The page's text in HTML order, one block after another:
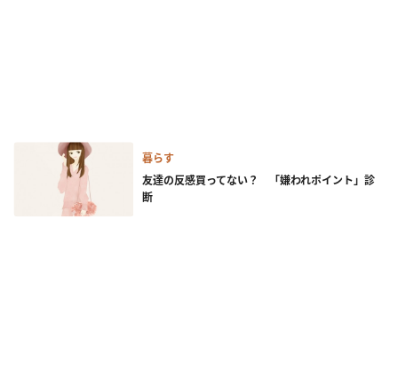
暮らす
友達の反感買ってない？ 「嫌われポイント」診
断